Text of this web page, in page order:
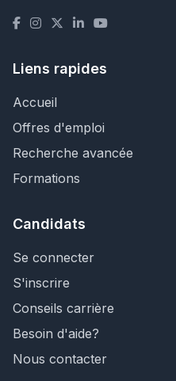
Liens rapides
Accueil
Offres d'emploi
Recherche avancée
Formations
Candidats
Se connecter
S'inscrire
Conseils carrière
Besoin d'aide?
Nous contacter